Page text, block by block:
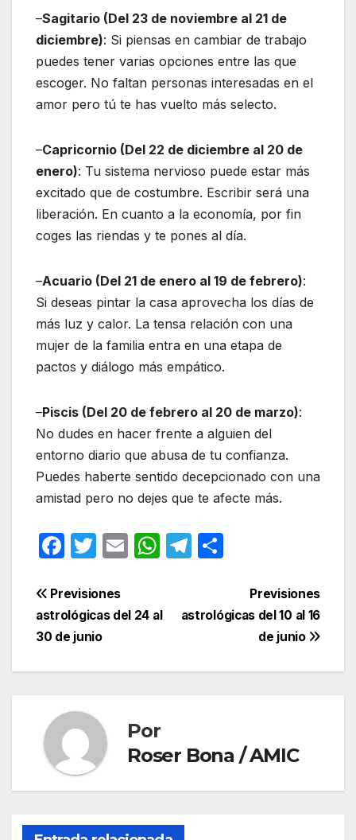
–Sagitario (Del 23 de noviembre al 21 de
diciembre): Si piensas en cambiar de trabajo
puedes tener varias opciones entre las que
escoger. No faltan personas interesadas en el
amor pero tú te has vuelto más selecto.
–Capricornio (Del 22 de diciembre al 20 de
enero): Tu sistema nervioso puede estar más
excitado que de costumbre. Escribir será una
liberación. En cuanto a la economía, por fin
coges las riendas y te pones al día.
–Acuario (Del 21 de enero al 19 de febrero):
Si deseas pintar la casa aprovecha los días de
más luz y calor. La tensa relación con una
mujer de la familia entra en una etapa de
pactos y diálogo más empático.
–Piscis (Del 20 de febrero al 20 de marzo):
No dudes en hacer frente a alguien del
entorno diario que abusa de tu confianza.
Puedes haberte sentido decepcionado con una
amistad pero no dejes que te afecte más.
F
c
e
b
o
k
T
itt
er
E
W
s
p
T
gr
m
p
tir
Navegación
de
entradas
Previsiones
astrológicas del 10 al 16
de junio
Previsiones
astrológicas del 24 al
30 de junio
Por
Roser Bona / AMIC